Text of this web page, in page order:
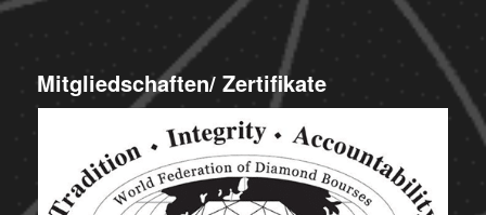
Mitgliedschaften/ Zertifikate